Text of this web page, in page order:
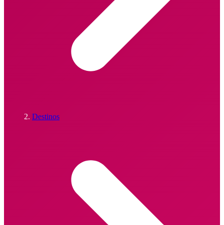
Destinos